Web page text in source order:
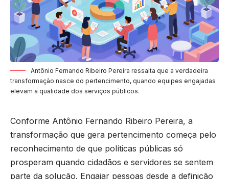
Antônio Fernando Ribeiro Pereira ressalta que a verdadeira
transformação nasce do pertencimento, quando equipes engajadas
elevam a qualidade dos serviços públicos.
Conforme Antônio Fernando Ribeiro Pereira, a
transformação que gera pertencimento começa pelo
reconhecimento de que políticas públicas só
prosperam quando cidadãos e servidores se sentem
parte da solução. Engajar pessoas desde a definição